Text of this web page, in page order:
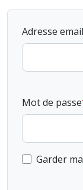
Adresse email
Mot de passe
Garder